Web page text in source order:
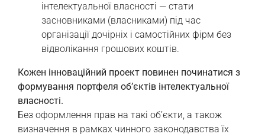
інтелектуальної власності — стати
засновниками (власниками) під час
організації дочірніх і самостійних фірм без
відволікання грошових коштів.
Кожен інноваційний проект повинен починатися з
формування портфеля об’єктів інтелектуальної
власності.
Без оформлення прав на такі об’єкти, а також
визначення в рамках чинного законодавства їх